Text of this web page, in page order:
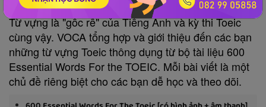
Từ vựng là "gốc rễ" của Tiếng Anh và kỳ thi Toeic
cùng vậy. VOCA tổng hợp và giới thiệu đến các bạn
những từ vựng Toeic thông dụng từ bộ tài liệu 600
Essential Words For the TOEIC. Mỗi bài viết là một
chủ đề riêng biệt cho các bạn dễ học và theo dõi.